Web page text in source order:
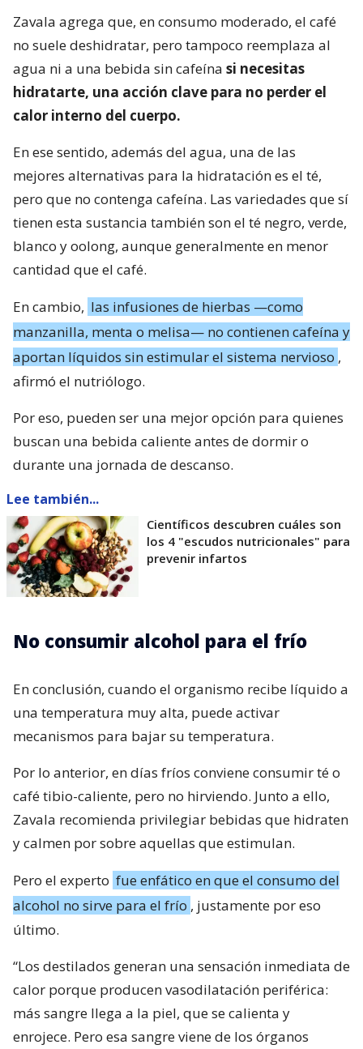
Zavala agrega que, en consumo moderado, el café
no suele deshidratar, pero tampoco reemplaza al
agua ni a una bebida sin cafeína si necesitas
hidratarte, una acción clave para no perder el
calor interno del cuerpo.
En ese sentido, además del agua, una de las
mejores alternativas para la hidratación es el té,
pero que no contenga cafeína. Las variedades que sí
tienen esta sustancia también son el té negro, verde,
blanco y oolong, aunque generalmente en menor
cantidad que el café.
En cambio, las infusiones de hierbas —como
manzanilla, menta o melisa— no contienen cafeína y
aportan líquidos sin estimular el sistema nervioso ,
afirmó el nutriólogo.
Por eso, pueden ser una mejor opción para quienes
buscan una bebida caliente antes de dormir o
durante una jornada de descanso.
Lee también...
Científicos descubren cuáles son
los 4 "escudos nutricionales" para
prevenir infartos
No consumir alcohol para el frío
En conclusión, cuando el organismo recibe líquido a
una temperatura muy alta, puede activar
mecanismos para bajar su temperatura.
Por lo anterior, en días fríos conviene consumir té o
café tibio-caliente, pero no hirviendo. Junto a ello,
Zavala recomienda privilegiar bebidas que hidraten
y calmen por sobre aquellas que estimulan.
Pero el experto fue enfático en que el consumo del
alcohol no sirve para el frío , justamente por eso
último.
“Los destilados generan una sensación inmediata de
calor porque producen vasodilatación periférica:
más sangre llega a la piel, que se calienta y
enrojece. Pero esa sangre viene de los órganos